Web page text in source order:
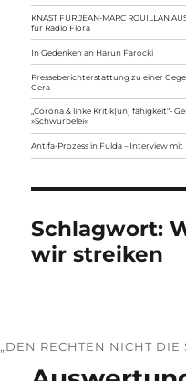
KNAST FÜR JEAN-MARC ROUILLAN
für Radio Flora
In Gedenken an Harun Farocki
Presseberichterstattung zu einer
Gera
„Corona & linke Kritik(un) fähigkeit“-
»Schwurbelei«
Antifa-Prozess in Fulda – Interview mit
Schlagwort:
wir streiken
„DEN RECHTEN NICHT DIE